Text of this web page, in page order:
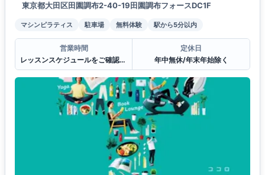
東京都大田区田園調布2-40-19田園調布フォースDC1F
マシンピラティス 駐車場 無料体験 駅から5分以内
営業時間
レッスンスケジュールをご確認ください。
定休日
年中無休/年末年始除く